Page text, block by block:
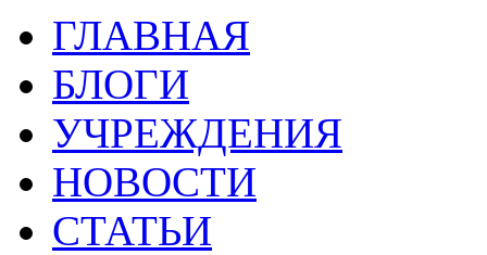
ГЛАВНАЯ
БЛОГИ
УЧРЕЖДЕНИЯ
НОВОСТИ
СТАТЬИ